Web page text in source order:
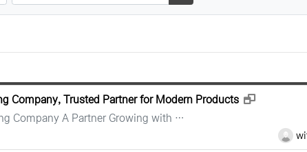
검색하기
Company, Trusted Partner for Modern Products
새창으로 보기
Company A Partner Growing with …
등록자